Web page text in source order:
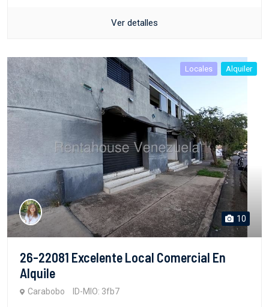
Ver detalles
Locales Alquiler
10
26-22081 Excelente Local Comercial En
Alquile
Carabobo ID-MIO: 3fb7